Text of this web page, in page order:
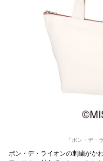
「ポン・デ・
ポン・デ・ライオンの刺繍がか